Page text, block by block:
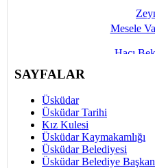
Mesele
Hacı
Dünya Fani, Ama
Hukukun
SAYFALAR
Üsküdar
Üsküdar Tarihi
Kız Kulesi
Üsküdar Kaymakamlığı
Üsküdar Belediyesi
Üsküdar Belediye